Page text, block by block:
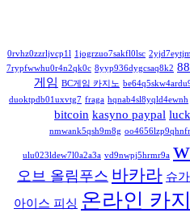
0rvhz0zzrljvcp1l 1jogrzuo7sakfl0lsc
7rypfwwhu0r4n2qk0c 8yyp936dygcsaq8k2
게임 BC게임 카지노
duoktpdb01uxvtg7 fraga hqnab4sl8yqld4ewnh
bitcoin kasyno paypal
nmwank5qsh9m8g
ulu023ldew7l0a2a3a vd9nwpj5hrmr9a
오브 올림푸스 바카라 슈
아이스 피싱 온라인 카